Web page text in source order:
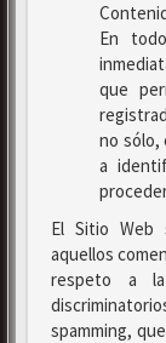
En
que
no sólo,
a
El Sitio Web
aquellos
respeto a
spamming,